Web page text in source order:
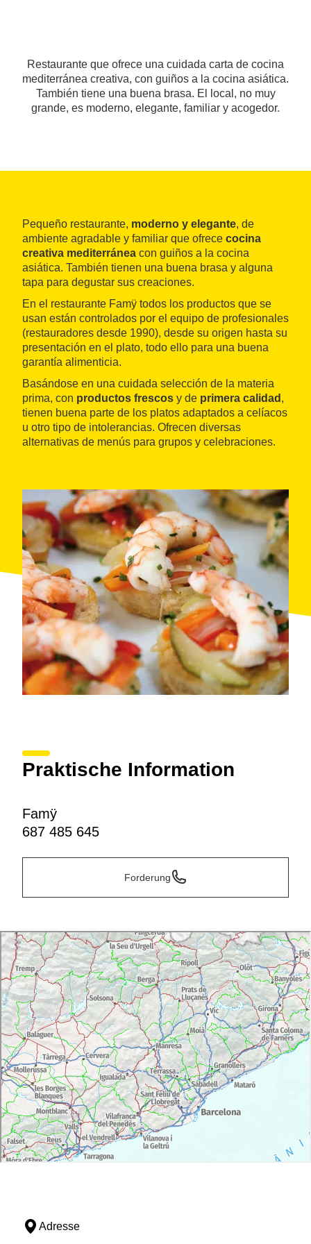
Restaurante que ofrece una cuidada carta de cocina
mediterránea creativa, con guiños a la cocina asiática.
También tiene una buena brasa. El local, no muy
grande, es moderno, elegante, familiar y acogedor.
Pequeño restaurante, moderno y elegante, de
ambiente agradable y familiar que ofrece cocina
creativa mediterránea con guiños a la cocina
asiática. También tienen una buena brasa y alguna
tapa para degustar sus creaciones.
En el restaurante Famÿ todos los productos que se
usan están controlados por el equipo de profesionales
(restauradores desde 1990), desde su origen hasta su
presentación en el plato, todo ello para una buena
garantía alimenticia.
Basándose en una cuidada selección de la materia
prima, con productos frescos y de primera calidad ,
tienen buena parte de los platos adaptados a celíacos
u otro tipo de intolerancias. Ofrecen diversas
alternativas de menús para grupos y celebraciones.
Praktische Information
Famÿ
687 485 645
Forderung
Adresse